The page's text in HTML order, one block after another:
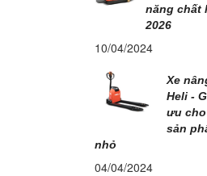
năng chất
2026
10/04/2024
Xe
Heli -
ưu
sản
nhỏ
04/04/2024